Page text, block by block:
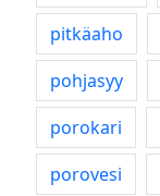
pitkäaho
pohjasyy
porokari
porovesi